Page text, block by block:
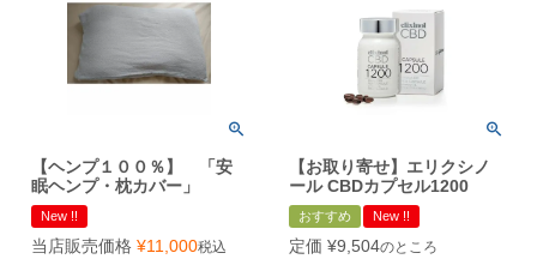
【ヘンプ１００％】 「安
眠ヘンプ・枕カバー」
New !!
当店販売価格 ¥11,000税込
【お取り寄せ】エリクシノ
ール CBDカプセル1200
おすすめ New !!
定価 ¥9,504のところ